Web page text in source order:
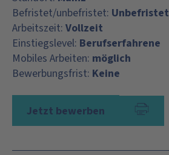
Befristet/unbefristet: Unbefristet
Arbeitszeit: Vollzeit
Einstiegslevel: Berufserfahrene
Mobiles Arbeiten: möglich
Bewerbungsfrist: Keine
Jetzt bewerben